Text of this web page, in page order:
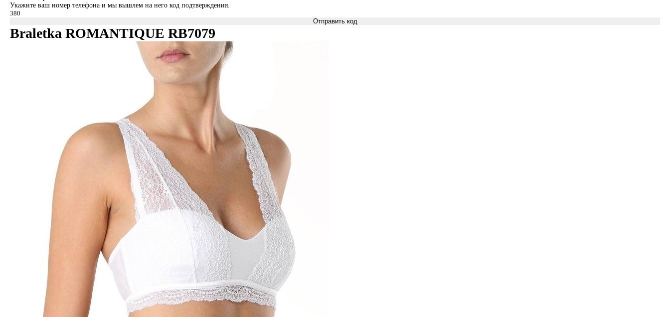
Укажите ваш номер телефона и мы вышлем на него код подтверждения.
Отправить код
Braletka ROMANTIQUE RB7079